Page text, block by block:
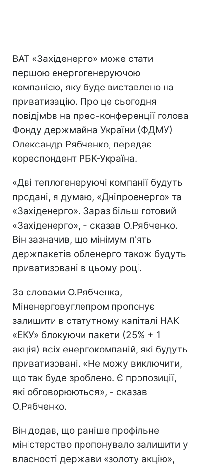
ВАТ «Західенерго» може стати
першою енергогенеруючою
компанією, яку буде виставлено на
приватизацію. Про це сьогодня
повідjмbв на прес-конференції голова
Фонду держмайна України (ФДМУ)
Олександр Рябченко, передає
кореспондент РБК-Україна.
«Дві теплогенеруючі компанії будуть
продані, я думаю, «Дніпроенерго» та
«Західенерго». Зараз більш готовий
«Західенерго», - сказав О.Рябченко.
Він зазначив, що мінімум п'ять
держпакетів обленерго також будуть
приватизовані в цьому році.
За словами О.Рябченка,
Міненерговуглепром пропонує
залишити в статутному капіталі НАК
«ЕКУ» блокуючи пакети (25% + 1
акція) всіх енергокомпаній, які будуть
приватизовані. «Не можу виключити,
що так буде зроблено. Є пропозиції,
які обговорюються», - сказав
О.Рябченко.
Він додав, що раніше профільне
міністерство пропонувало залишити у
власності держави «золоту акцію»,